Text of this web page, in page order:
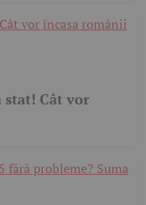
stat! Cât vor